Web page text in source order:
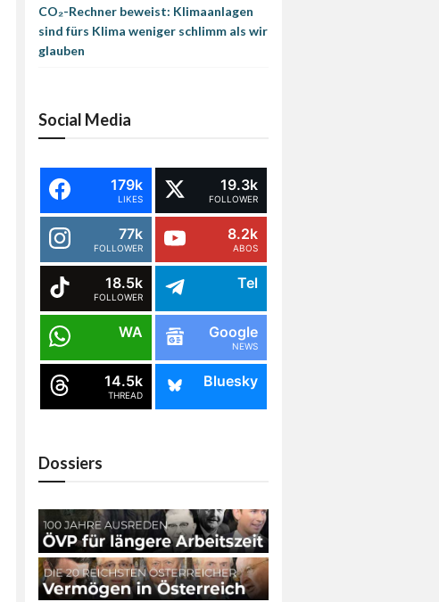
CO₂-Rechner beweist: Klimaanlagen
sind fürs Klima weniger schlimm als wir
glauben
Social Media
179k
LIKES
19.3k
FOLLOWER
77k
FOLLOWER
8.2k
ABOS
18.5k
FOLLOWER
Tel
WA Google
NEWS
14.5k
THREAD
Bluesky
Dossiers